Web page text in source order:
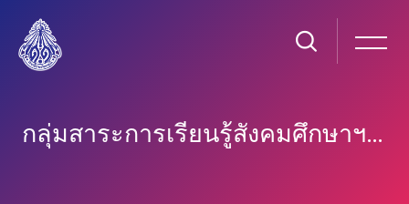
กลุ่มสาระการเรียนรู้สังคมศึกษาฯ (SOCIAL)